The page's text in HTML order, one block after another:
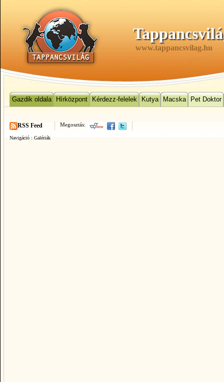
www.tappancsvilag.hu
Gazdik oldala Hírközpont Kérdezz-felelek Kutya Macska Pet Doktor
Megosztás:
RSS Feed
Navigáció : Galériák